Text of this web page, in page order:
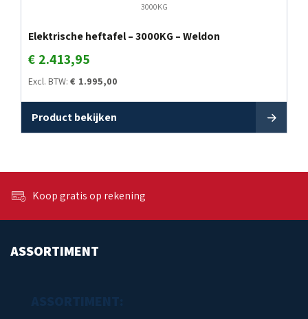
3000KG
Elektrische heftafel – 3000KG – Weldon
€ 2.413,95
Excl. BTW: € 1.995,00
Product bekijken
Koop gratis op rekening
ASSORTIMENT